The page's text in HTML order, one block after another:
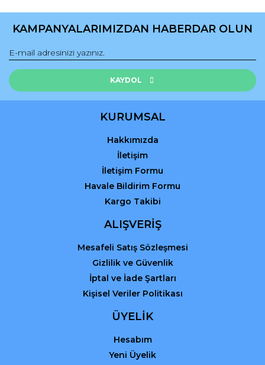
Ürün açıklamasında eksik bilgiler bulunuyor.
Ürün fiyatı diğer sitelerden daha pahalı.
Bu ürüne benzer farklı alternatifler olmalı.
Gönder
KAMPANYALARIMIZDAN HABERDAR OLUN
KAYDOL
KURUMSAL
Hakkımızda
İletişim
İletişim Formu
Havale Bildirim Formu
Kargo Takibi
ALIŞVERİŞ
Mesafeli Satış Sözleşmesi
Gizlilik ve Güvenlik
İptal ve İade Şartları
Kişisel Veriler Politikası
ÜYELİK
Hesabım
Yeni Üyelik